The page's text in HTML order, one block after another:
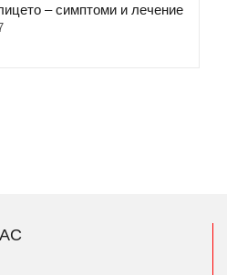
– симптоми и лечение